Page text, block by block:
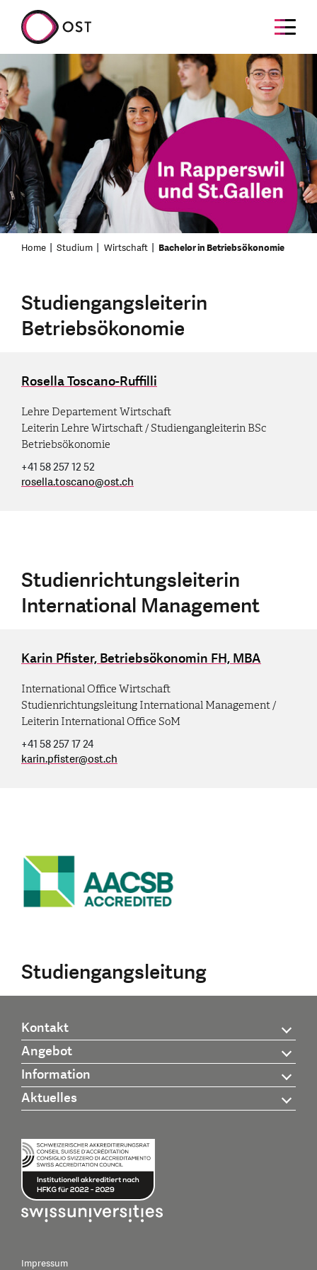
Home Studium Wirtschaft Bachelor in Betriebsökonomie
Studiengangsleiterin
Betriebsökonomie
Rosella Toscano-Ruffilli
Lehre Departement Wirtschaft
Leiterin Lehre Wirtschaft / Studiengangleiterin BSc
Betriebsökonomie
+41 58 257 12 52
rosella.toscano@ost.ch
Studienrichtungsleiterin
International Management
Karin Pfister, Betriebsökonomin FH, MBA
International Office Wirtschaft
Studienrichtungsleitung International Management /
Leiterin International Office SoM
+41 58 257 17 24
karin.pfister@ost.ch
Studiengangsleitung
Kontakt
Angebot
Information
Aktuelles
Impressum